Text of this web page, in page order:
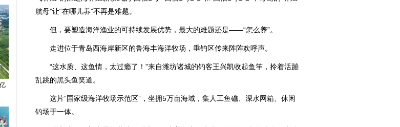
航母”让“在哪儿养”不再是难题。
但，要塑造海洋渔业的可持续发展优势，最大的难题还是——“怎么养”。
走进位于青岛西海岸新区的鲁海丰海洋牧场，垂钓区传来阵阵欢呼声。
“这水质、这鱼情，太过瘾了！”来自潍坊诸城的钓客王兴凯收起鱼竿，拎着活蹦
乱跳的黑头鱼笑道。
这片“国家级海洋牧场示范区”，坐拥5万亩海域，集人工鱼礁、深水网箱、休闲
钓场于一体。